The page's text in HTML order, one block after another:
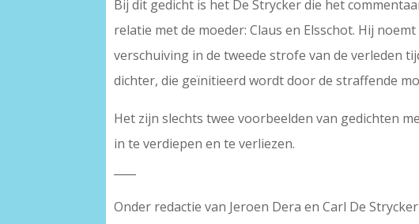
Bij dit gedicht is het De Strycker die het
relatie met de moeder: Claus en Elsschot. Hij
verschuiving in de tweede strofe van de verleden
dichter, die geïnitieerd wordt door de straffende
Het zijn slechts twee voorbeelden van gedichten
in te verdiepen en te verliezen.
Onder redactie van Jeroen Dera en Carl De Strycker